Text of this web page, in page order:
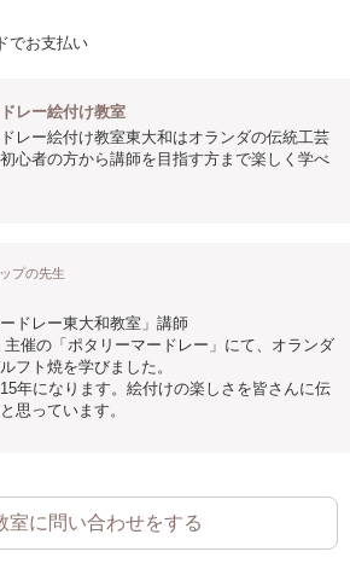
でお支払い
レー絵付け教室
レー絵付け教室東大和はオランダの伝統工芸
心者の方から講師を目指す方まで楽しく学べ
プの先生
ードレー東大和教室」講師
主催の「ポタリーマードレー」にて、オランダ
フト焼を学びました。
年になります。絵付けの楽しさを皆さんに伝
思っています。
室に問い合わせをする